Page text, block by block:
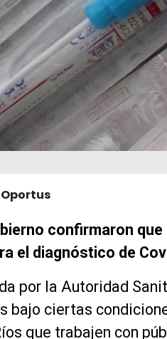
confirmaron
el diagnóstico de
por la Autoridad
bajo ciertas
que trabajen con